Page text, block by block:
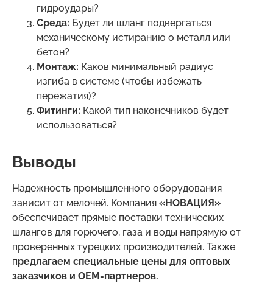
гидроудары?
Среда: Будет ли шланг подвергаться
механическому истиранию о металл или
бетон?
Монтаж: Каков минимальный радиус
изгиба в системе (чтобы избежать
пережатия)?
Фитинги: Какой тип наконечников будет
использоваться?
Выводы
Надежность промышленного оборудования
зависит от мелочей. Компания «НОВАЦИЯ»
обеспечивает прямые поставки технических
шлангов для горючего, газа и воды напрямую от
проверенных турецких производителей. Также
предлагаем специальные цены для оптовых
заказчиков и OEM-партнеров.